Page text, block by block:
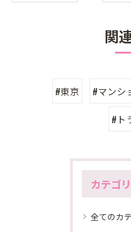
関
#東京 #マンシ
#ト
カテゴ
全てのカ